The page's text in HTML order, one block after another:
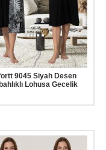
9045 Siyah Desen
Lohusa Gecelik